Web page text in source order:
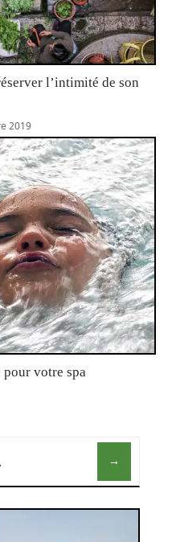
l’intimité de son
2019
votre spa